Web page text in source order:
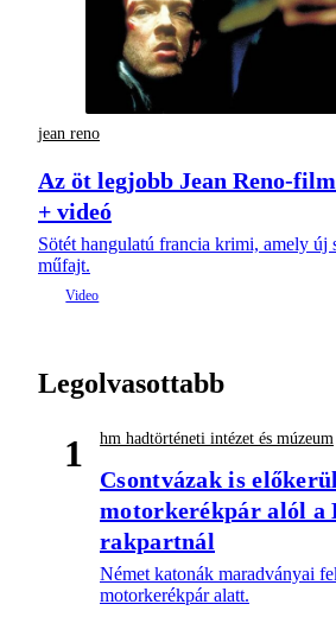
jean reno
Az öt legjobb Jean Reno-
+ videó
Sötét hangulatú francia krimi, amely új
műfajt.
Legolvasottabb
1 hm hadtörténeti intézet és múzeum
Csontvázak is
motorkerékpár alól a
rakpartnál
Német katonák maradványai
motorkerékpár alatt.